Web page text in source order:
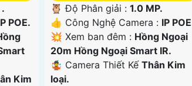
POE.
Kim
🦉 Độ Phân giải :1.0 MP.
👍 Công Nghệ Camera : IP
💥 Xem ban đêm : Hồng Ngoại
20m Hồng Ngoại Smart IR.
🤹 Camera Thiết KếThân Kim
loại.